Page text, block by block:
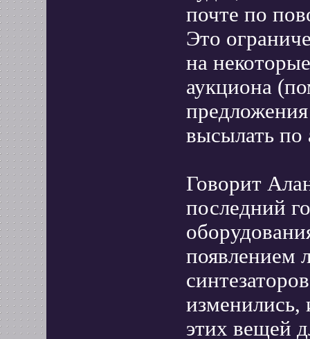
почте по
Это
на
аукциона
высылать по
Говорит
последний
появлением
изменились,
этих вещей